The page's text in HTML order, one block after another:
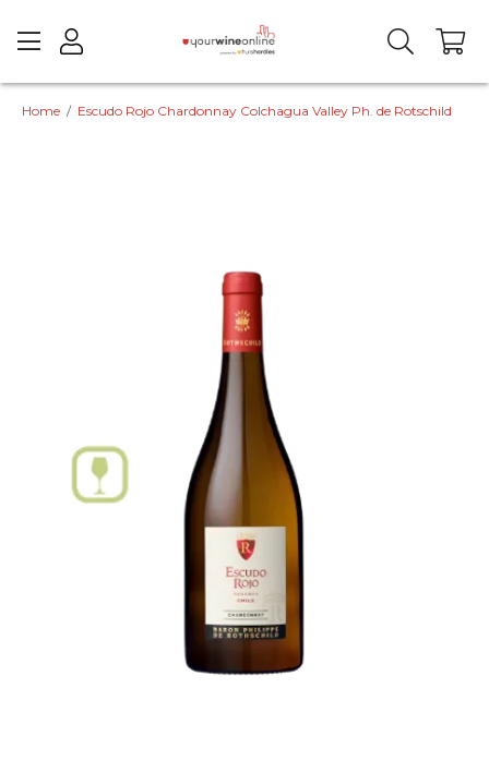
Home / Escudo Rojo Chardonnay Colchagua Valley Ph. de Rotschild